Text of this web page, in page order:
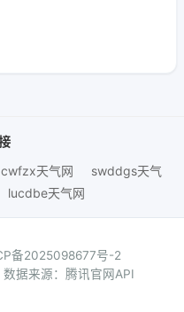
cwfzx天气网
swddgs天气
lucdbe天气网
备2025098677号-2
据来源：腾讯官网API